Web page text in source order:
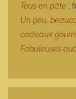
Tous en pâte :
Un peu,
cadeaux
Fabuleuses